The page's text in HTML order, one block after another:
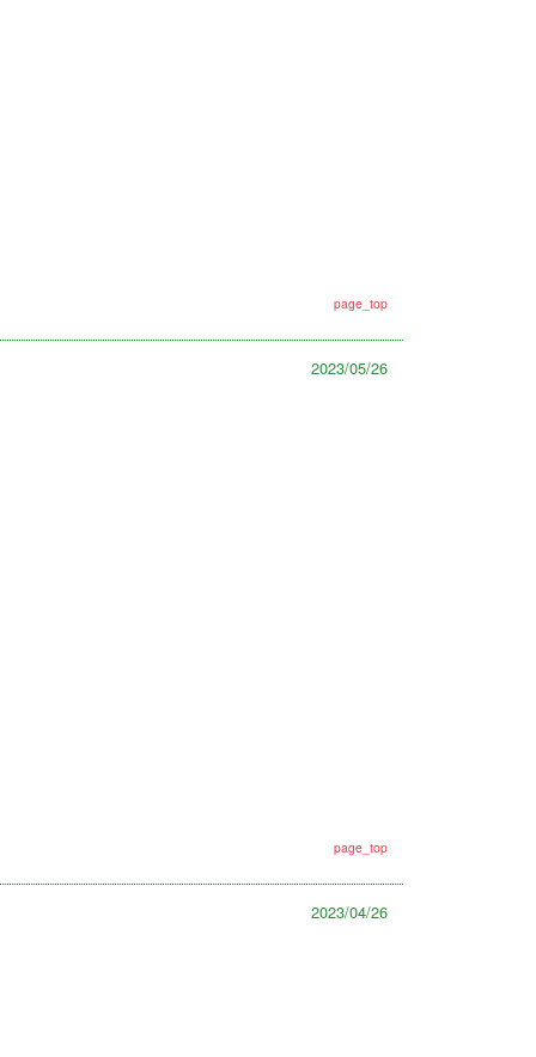
page_top
2023/05/26
page_top
2023/04/26